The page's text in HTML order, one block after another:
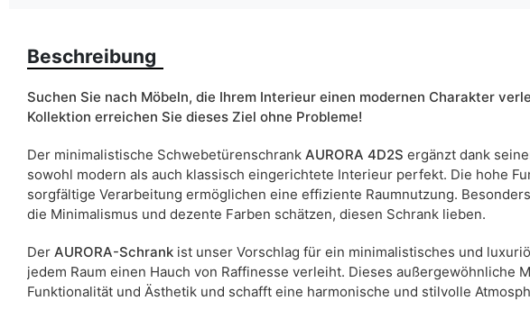
Schubladen
Breite 200 cm
Liefertermin: 7 Werktage
Aufgrund des Produktionsprozesses und der Materialeigenschaften sind
Beschreibung
Suchen Sie nach Möbeln, die Ihrem Interieur einen modernen Charakter
Kollektion erreichen Sie dieses Ziel ohne Probleme!
Der minimalistische Schwebetürenschrank AURORA 4D2S ergänzt dank
sowohl modern als auch klassisch eingerichtete Interieur perfekt. Die hohe
sorgfältige Verarbeitung ermöglichen eine effiziente Raumnutzung.
die Minimalismus und dezente Farben schätzen, diesen Schrank lieben.
Der AURORA-Schrank ist unser Vorschlag für ein minimalistisches und
jedem Raum einen Hauch von Raffinesse verleiht. Dieses außergewöhnliche
Funktionalität und Ästhetik und schafft eine harmonische und stilvolle